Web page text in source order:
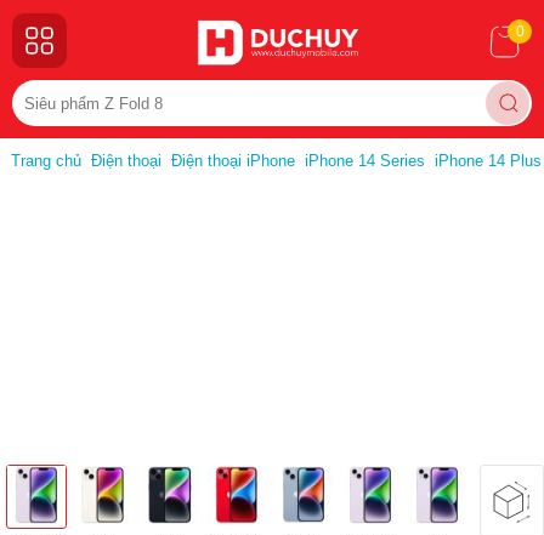
0
Trang chủ Điện thoại Điện thoại iPhone iPhone 14 Series iPhone 14 Plus